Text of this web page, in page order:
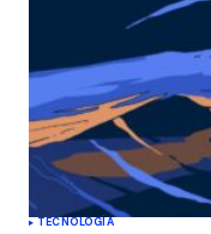
TECNOLOGÍA